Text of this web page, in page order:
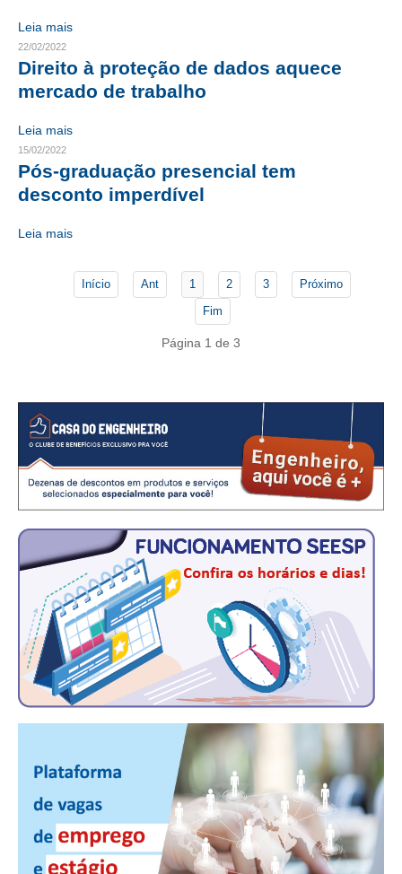
CURSOS
SEESP EDUCAÇÃO
PLATAFORMAS GRATUITAS
CONVÊNIOS
CONSÓRCIOS
CAMPANHAS SALARIAIS
PALAVRA DO MURILO
NOTÍCIAS
CONTEÚDO ESPECIAL
JORNAL DO ENGENHEIRO
AGENDA
SEESP NOTÍCIAS
FOTOS
PUBLICAÇÕES
PUBLICIDADE
Leia mais
22/02/2022
Direito à proteção de dados aquece
mercado de trabalho
Leia mais
15/02/2022
Pós-graduação presencial tem
desconto imperdível
Leia mais
Início Ant 1 2 3
Próximo
Fim
Página 1 de 3